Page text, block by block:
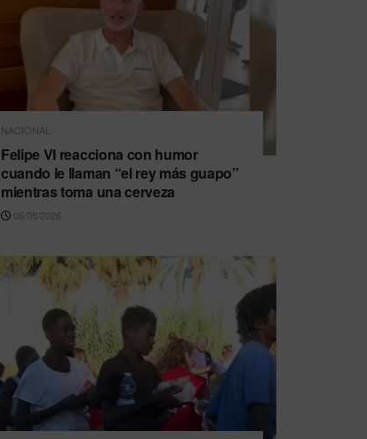
NACIONAL
Felipe VI reacciona con humor
cuando le llaman “el rey más guapo”
mientras toma una cerveza
06/08/2026